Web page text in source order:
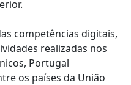
competências digitais,
realizadas nos
Portugal
os países da União